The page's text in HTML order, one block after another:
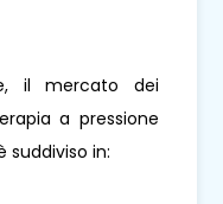
il mercato dei
a pressione
suddiviso in: